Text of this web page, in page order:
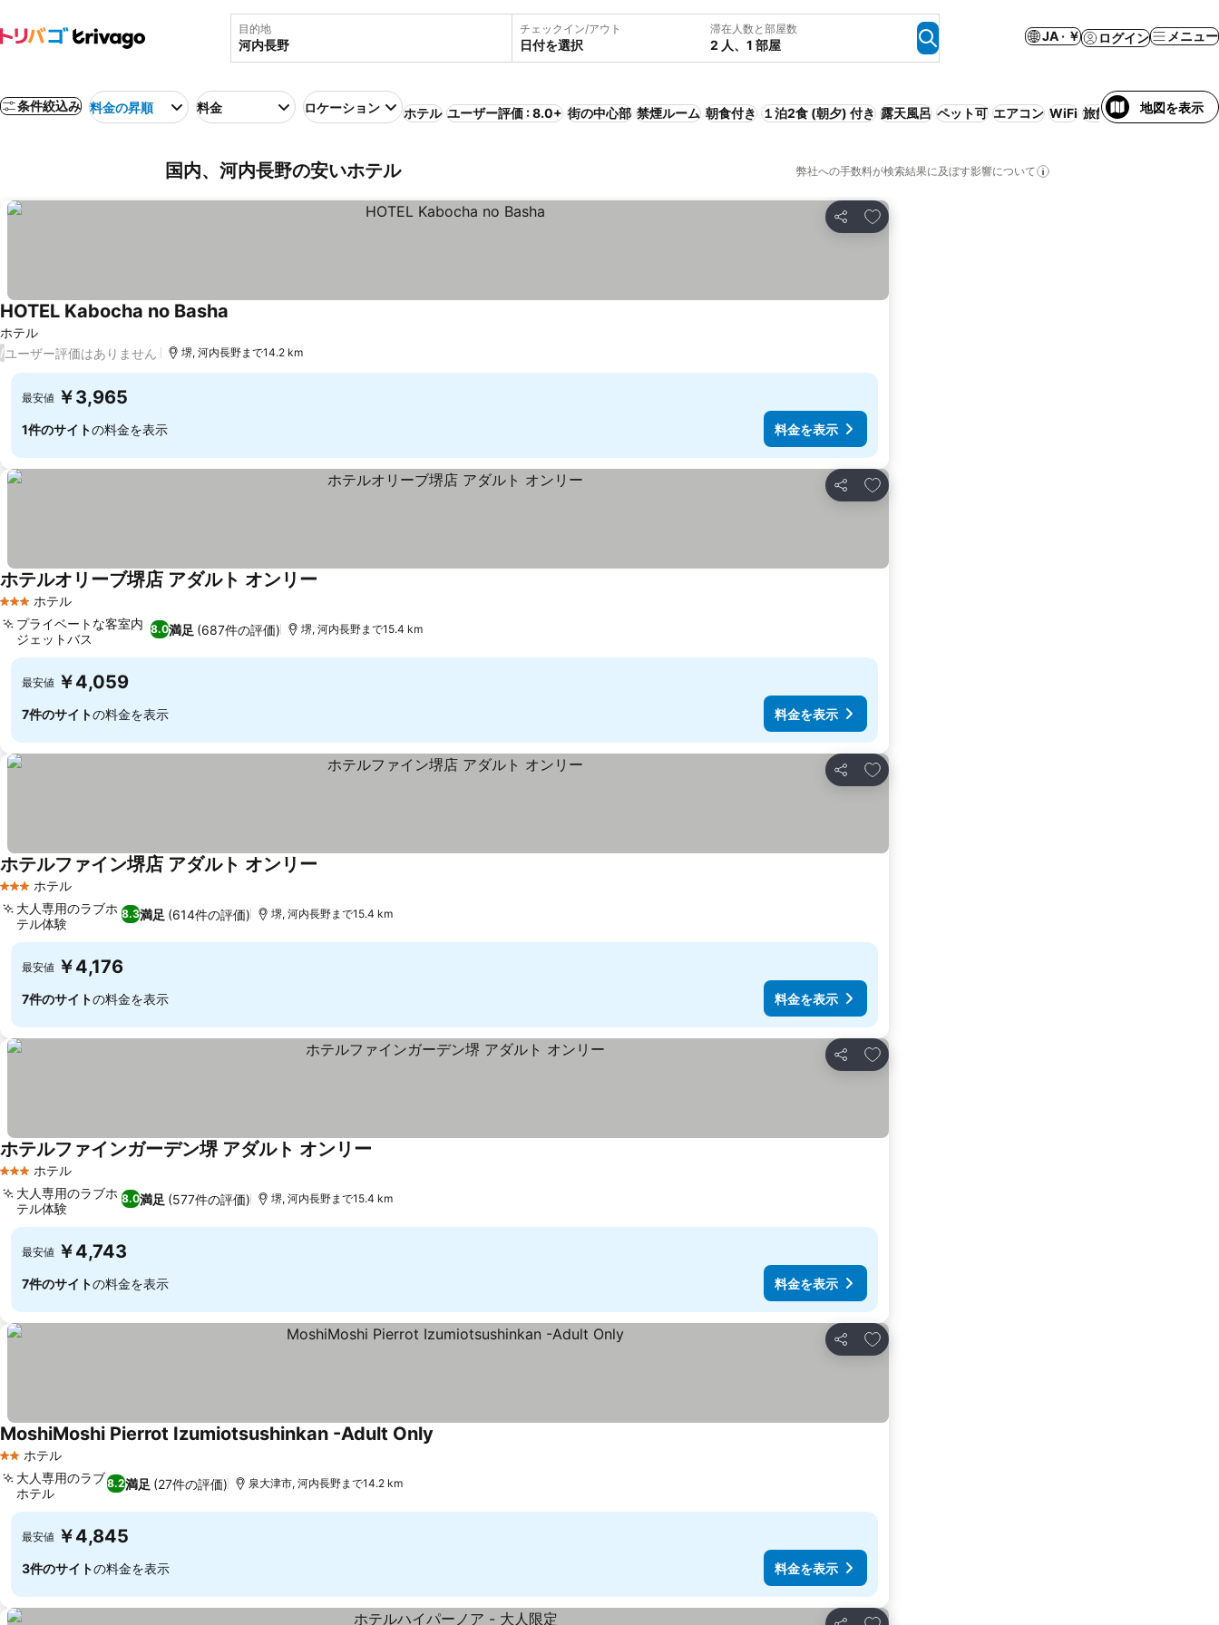
目的地 チェックイン/アウト
日付を選択
滞在人数と部屋数
2 人、1 部屋
JA · ￥ ログイン メニュー
条件絞込み 料金の昇順 料金 ロケーション ホテル ユーザー評価 : 8.0+ 街の中心部 禁煙ルーム 朝食付き １泊2食 (朝夕) 付き 露天風呂 ペット可 エアコン WiFi 旅館 ファミリー
地図を表示
国内、河内長野の安いホテル 弊社への手数料が検索結果に及ぼす影響について
シェア
お気に入りに追加
ホテル
HOTEL Kabocha no Basha
/ユーザー評価はありません 堺, 河内長野まで14.2 km
最安値 ￥3,965
1件のサイトの料金を表示 料金を表示
シェア
お気に入りに追加
3 ホテルのランク
ホテル
ホテルオリーブ堺店 アダルト オンリー
8.0満足 (687件の評価)
プライベートな客室内
ジェットバス
堺, 河内長野まで15.4 km
最安値 ￥4,059
7件のサイトの料金を表示 料金を表示
シェア
お気に入りに追加
3 ホテルのランク
ホテル
ホテルファイン堺店 アダルト オンリー
8.3満足 (614件の評価)
大人専用のラブホ
テル体験
堺, 河内長野まで15.4 km
最安値 ￥4,176
7件のサイトの料金を表示 料金を表示
シェア
お気に入りに追加
3 ホテルのランク
ホテル
ホテルファインガーデン堺 アダルト オンリー
8.0満足 (577件の評価)
大人専用のラブホ
テル体験
堺, 河内長野まで15.4 km
最安値 ￥4,743
7件のサイトの料金を表示 料金を表示
シェア
お気に入りに追加
2 ホテルのランク
ホテル
MoshiMoshi Pierrot Izumiotsushinkan -Adult Only
8.2満足 (27件の評価)
大人専用のラブ
ホテル
泉大津市, 河内長野まで14.2 km
最安値 ￥4,845
3件のサイトの料金を表示 料金を表示
お気に入りに追加